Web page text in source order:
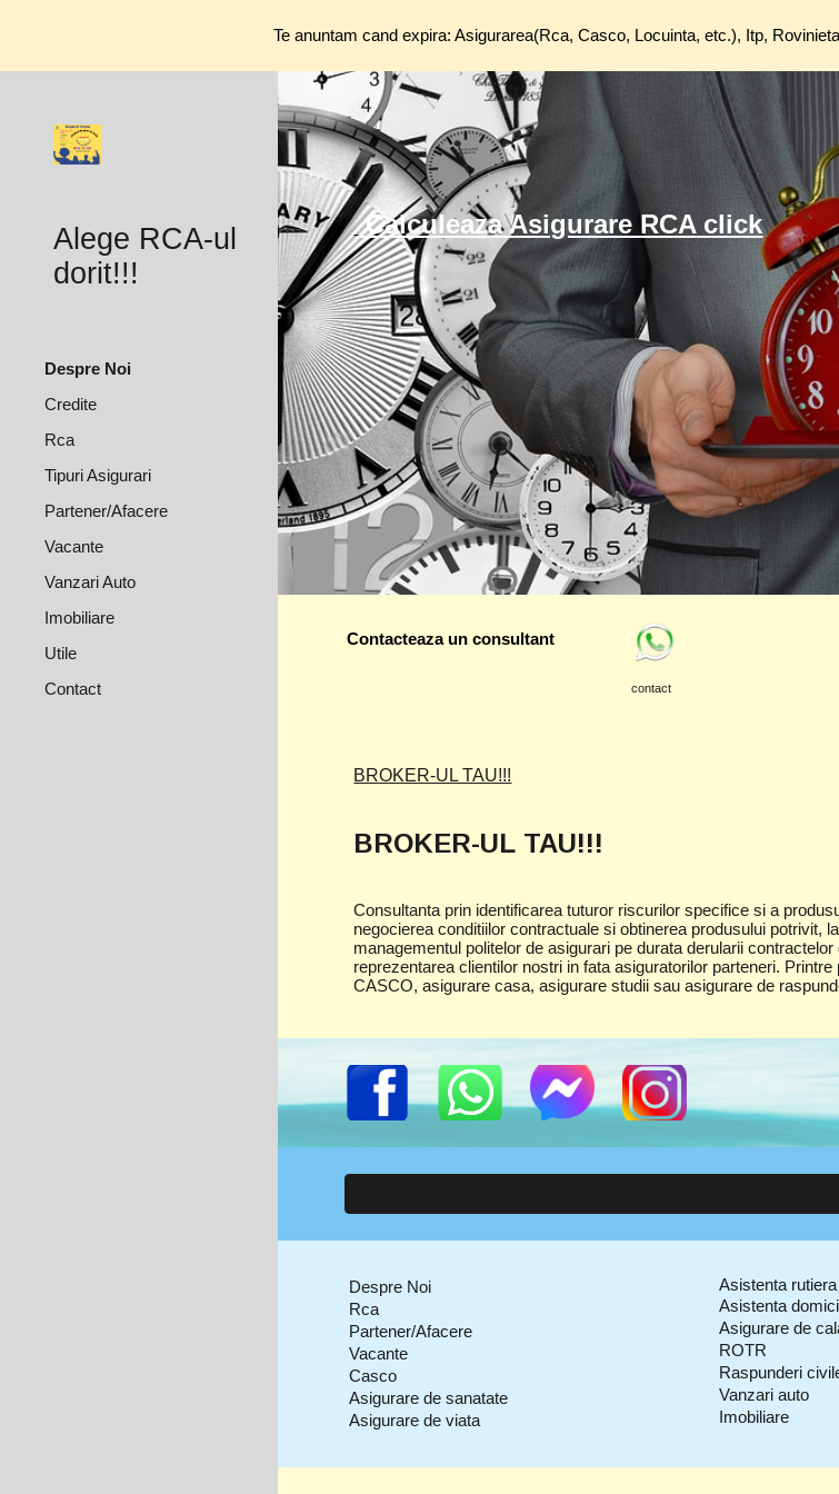
Skip to main content
Te anuntam cand expira: Asigurarea(Rca, Casco, Locuinta, etc.), Itp,
Alege RCA-ul
dorit!!!
Despre Noi
Credite
Rca
Tipuri Asigurari
Partener/Afacere
Vacante
Vanzari Auto
Imobiliare
Utile
Contact
Calculeaza Asigurare RCAclick
Contacteaza un consultant
contact
BROKER-UL TAU!!!
BROKER-UL TAU!!!
Consultanta prin identificarea tuturor riscurilor specifice si a
negocierea conditiilor contractuale si obtinerea produsului potrivit,
managementul politelor de asigurari pe durata derularii
reprezentarea clientilor nostri in fata asiguratorilor parteneri.
CASCO, asigurare casa, asigurare studii sau asigurare de
Despre Noi
Rca
Partener/Afacere
Vacante
Casco
Asigurare de sanatate
Asigurare de viata
Asistenta rutiera
Asistenta
Asigurare de
ROTR
Raspunderi
Vanzari auto
Imobiliare